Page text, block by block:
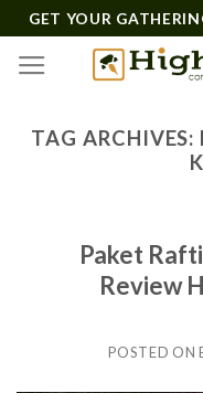
Skip
content
GET YOUR
TAG ARCHIVES:
Paket
Review
POSTED ON